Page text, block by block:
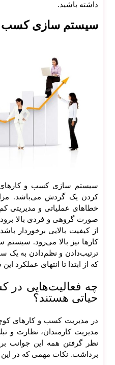
ui ux
افزای
ش
سای
داشته باشید.
سیستم سازی کسب
سیستم سازی کسب و کارهای
کردن یک گردش می‌باشد.
خطا‌های عملیاتی و مدیریتی
صورت گروهی و فردی بالا
از کیفیت بالایی برخوردار
کار‌ها نیز بالا می‌رود.
ترتیب‌دادن و نظم‌دادن به
که از ابتدا تا انتهای عملکرد
چه فعالیت‌هایی
حیاتی هستند؟
در مدیریت کسب و کار‌های کوچک
مدیریت کارمندان، نظارت و
نظر گرفتن همه این جوانب
برداشت. نکات مهمی که در این